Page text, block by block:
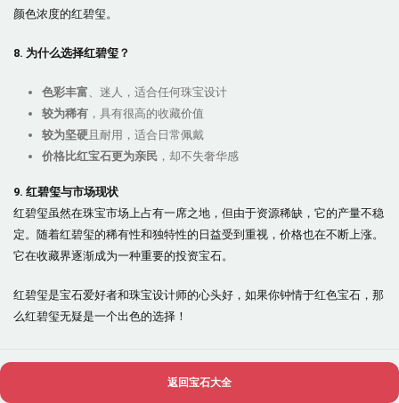
颜色浓度的红碧玺。
8. 为什么选择红碧玺？
色彩丰富、迷人，适合任何珠宝设计
较为稀有 ，具有很高的收藏价值
较为坚硬 且耐用，适合日常佩戴
价格比红宝石更为亲民 ，却不失奢华感
9. 红碧玺与市场现状
红碧玺虽然在珠宝市场上占有一席之地，但由于资源稀缺，它的产量不稳
定。随着红碧玺的稀有性和独特性的日益受到重视，价格也在不断上涨。
它在收藏界逐渐成为一种重要的投资宝石。
红碧玺是宝石爱好者和珠宝设计师的心头好，如果你钟情于红色宝石，那
么红碧玺无疑是一个出色的选择！
返回宝石大全